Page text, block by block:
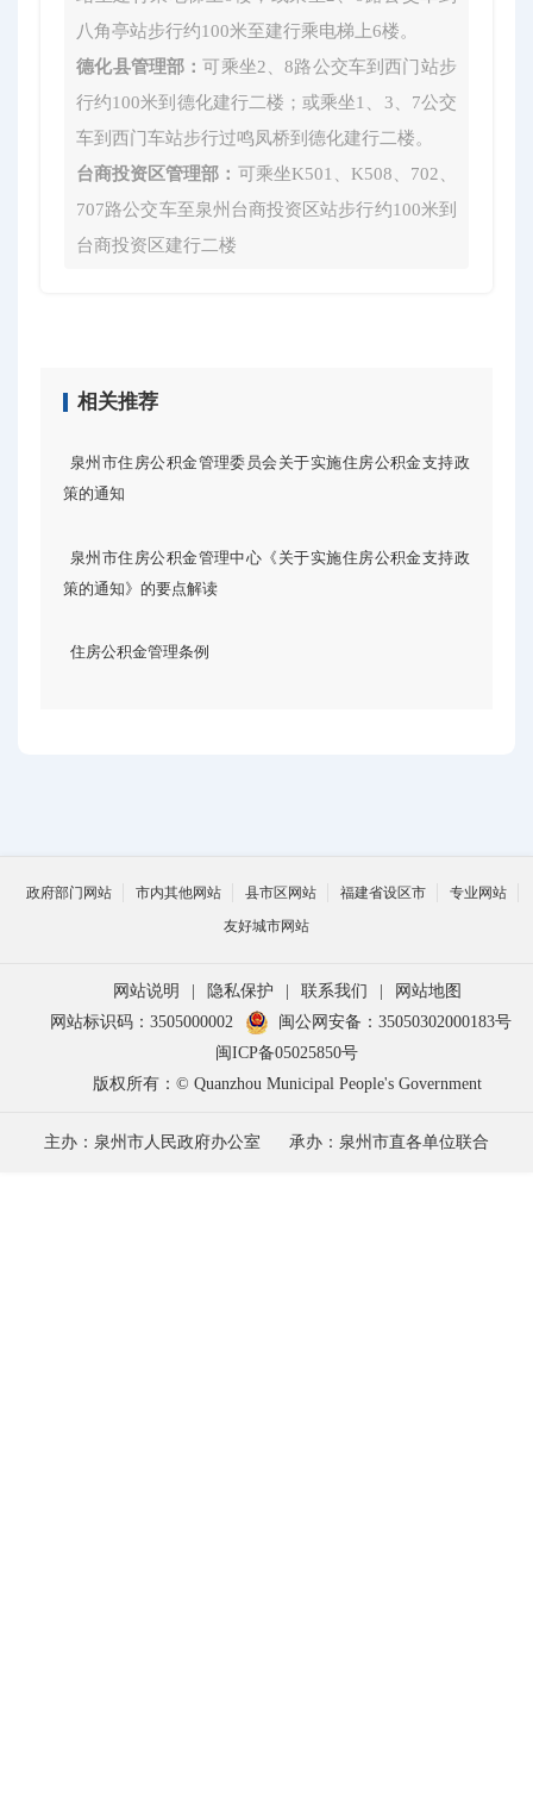
八角亭站步行约100米至建行乘电梯上6楼。
德化县管理部：可乘坐2、8路公交车到西门站步
行约100米到德化建行二楼；或乘坐1、3、7公交
车到西门车站步行过鸣凤桥到德化建行二楼。
台商投资区管理部： 可乘坐K501、K508、702、
707路公交车至泉州台商投资区站步行约100米到
台商投资区建行二楼
相关推荐
泉州市住房公积金管理委员会关于实施住房公积金支持政
策的通知
泉州市住房公积金管理中心《关于实施住房公积金支持政
策的通知》的要点解读
住房公积金管理条例
政府部门网站 市内其他网站 县市区网站 福建省设区市
专业网站
友好城市网站
网站说明 | 隐私保护 | 联系我们 |
网站地图
网站标识码：3505000002
闽公网安备：35050302000183号
闽ICP备05025850号
版权所有：© Quanzhou Municipal People's Government
主办：泉州市人民政府办公室 承办：泉州市直各单位联合